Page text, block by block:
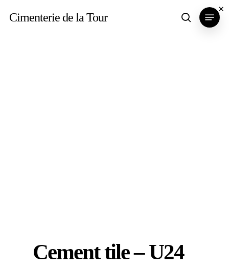
Cimenterie de la Tour search
Menu
Cement tile – U24
×